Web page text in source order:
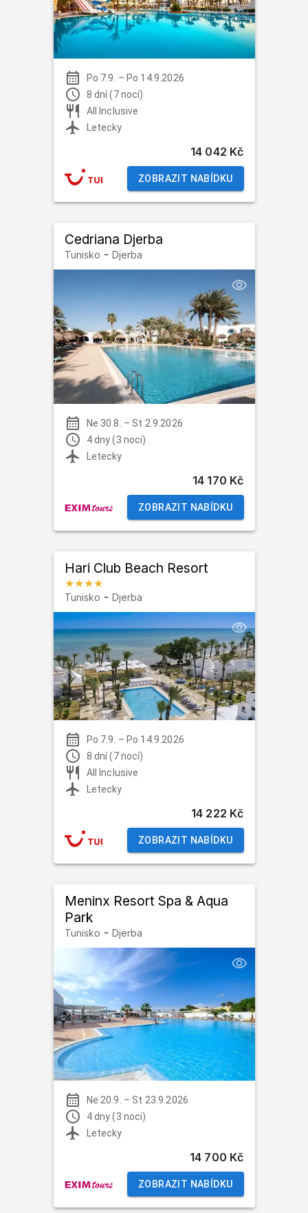
Po 7.9. – Po 14.9.2026
8 dní (7 nocí)
All Inclusive
Letecky
14 042 Kč
ZOBRAZIT NABÍDKU
Cedriana Djerba
Tunisko - Djerba
Ne 30.8. – St 2.9.2026
4 dny (3 noci)
Letecky
14 170 Kč
ZOBRAZIT NABÍDKU
Hari Club Beach Resort
★★★★
Tunisko - Djerba
Po 7.9. – Po 14.9.2026
8 dní (7 nocí)
All Inclusive
Letecky
14 222 Kč
ZOBRAZIT NABÍDKU
Meninx Resort Spa & Aqua
Park
Tunisko - Djerba
Ne 20.9. – St 23.9.2026
4 dny (3 noci)
Letecky
14 700 Kč
ZOBRAZIT NABÍDKU